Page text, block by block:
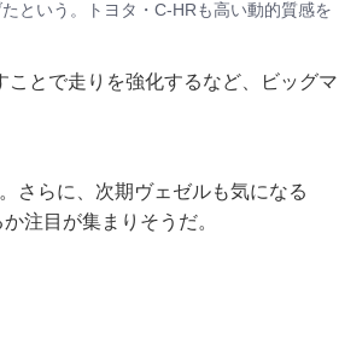
という。トヨタ・C-HRも高い動的質感を
とで走りを強化するなど、ビッグマ
さらに、次期ヴェゼルも気になる
注目が集まりそうだ。